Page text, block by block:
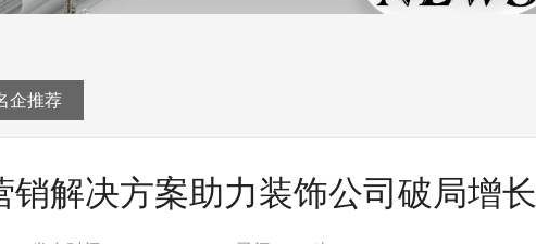
企推荐
销解决方案助力装饰公司破局增长